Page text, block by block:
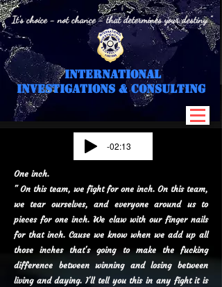
International
Investigations & Consulting
" It's choice - not chance - that determines your destiny "
-02:13
One inch.
" On this team, we fight for one inch. On this team,
we tear ourselves, and everyone around us to
pieces for one inch. We claw with our finger nails
for that inch. Cause we know when we add up all
those inches that's going to make the fucking
difference between winning and losing between
living and daying. I'll tell you this in any fight it is